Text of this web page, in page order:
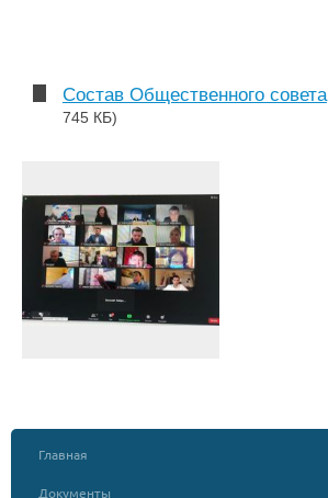
Состав Общественного совета
745 КБ)
Главная
Документы